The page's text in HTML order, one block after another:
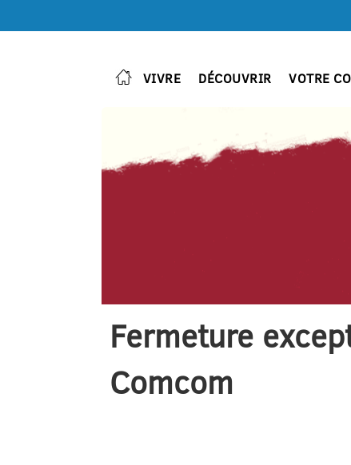
VIVRE DÉCOUVRIR VOTRE
Fermeture
Comcom